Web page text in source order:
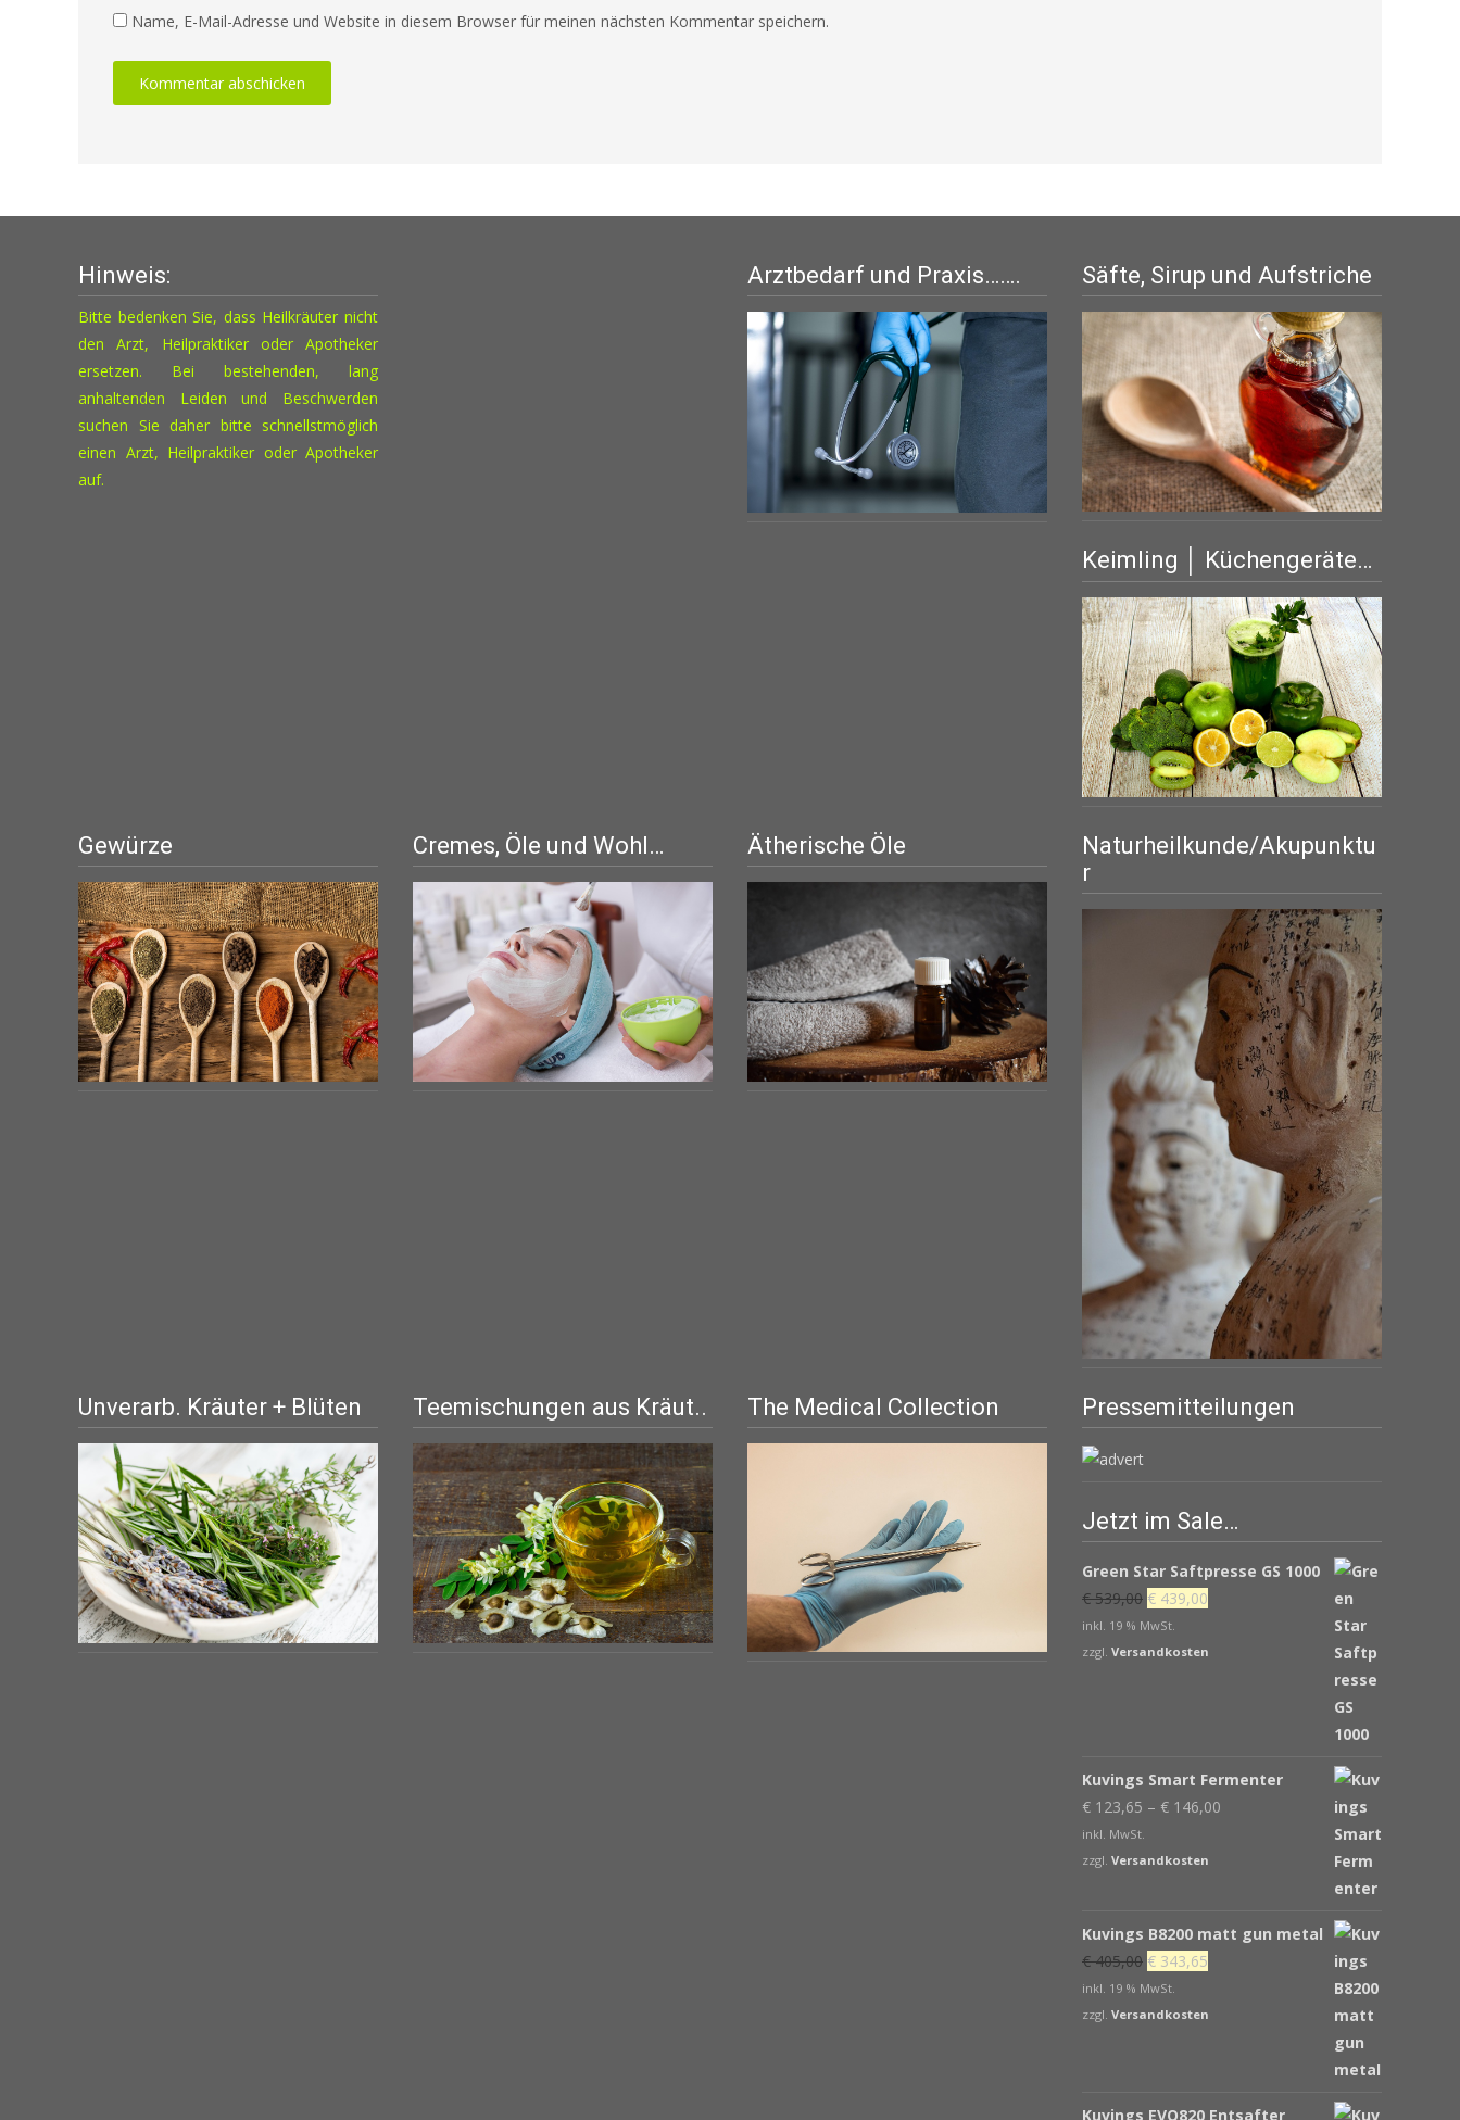
Name, E-Mail-Adresse und Website in diesem Browser für meinen nächsten Kommentar speichern.
Hinweis:
Bitte bedenken Sie, dass Heilkräuter nicht
den Arzt, Heilpraktiker oder Apotheker
ersetzen. Bei bestehenden, lang
anhaltenden Leiden und Beschwerden
suchen Sie daher bitte schnellstmöglich
einen Arzt, Heilpraktiker oder Apotheker
auf.
Arztbedarf und Praxis……. Säfte, Sirup und Aufstriche
Keimling │ Küchengeräte…
Gewürze Cremes, Öle und Wohl… Ätherische Öle
Naturheilkunde/Akupunktu
r
Unverarb. Kräuter + Blüten Teemischungen aus Kräut.. The Medical Collection Pressemitteilungen
Jetzt im Sale…
Green Star Saftpresse GS 1000
€539,00 Ursprünglicher
Preis
war:
€ 439,00
ist:
inkl. 19 % MwSt.
zzgl. Versandkosten
Kuvings Smart Fermenter
€ 123,65 – € 146,00
inkl. MwSt.
zzgl. Versandkosten
Kuvings B8200 matt gun metal
€405,00 Ursprünglicher
Preis
war:
€ 343,65
ist:
inkl. 19 % MwSt.
zzgl. Versandkosten
Kuvings EVO820 Entsafter